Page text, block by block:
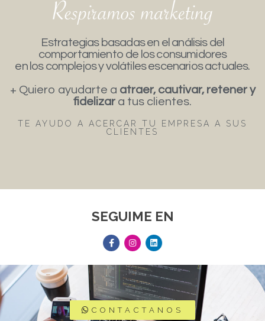
Estrategias basadas en el análisis del
comportamiento de los consumidores
en los complejos y volátiles escenarios actuales.
+ Quiero ayudarte a atraer, cautivar, retener y
fidelizar a tus clientes.
TE AYUDO A ACERCAR TU EMPRESA A SUS
CLIENTES
SEGUIME EN
CONTACTANOS